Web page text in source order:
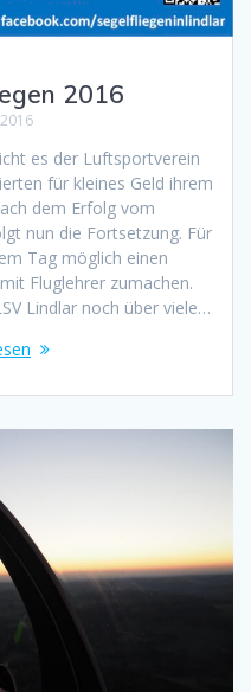
2016
es der Luftsportverein
für kleines Geld ihrem
dem Erfolg vom
nun die Fortsetzung. Für
Tag möglich einen
Fluglehrer zumachen.
Lindlar noch über viele…